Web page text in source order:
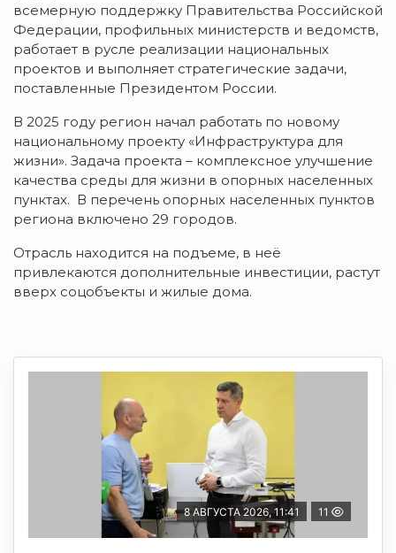
всемерную поддержку Правительства Российской
Федерации, профильных министерств и ведомств,
работает в русле реализации национальных
проектов и выполняет стратегические задачи,
поставленные Президентом России.
В 2025 году регион начал работать по новому
национальному проекту «Инфраструктура для
жизни». Задача проекта – комплексное улучшение
качества среды для жизни в опорных населенных
пунктах. В перечень опорных населенных пунктов
региона включено 29 городов.
Отрасль находится на подъеме, в неё
привлекаются дополнительные инвестиции, растут
вверх соцобъекты и жилые дома.
8 АВГУСТА 2026, 11:41 11